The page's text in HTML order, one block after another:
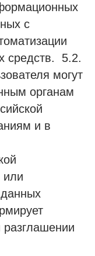
с
средств. 5.2.
могут
органам
и в
или
разглашении